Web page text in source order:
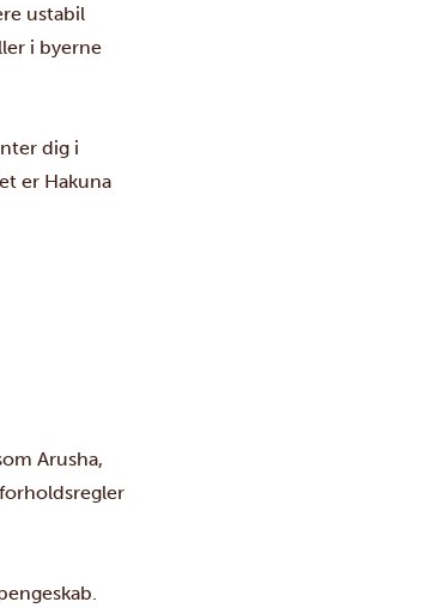
ustabil
i byerne
dig i
er Hakuna
Arusha,